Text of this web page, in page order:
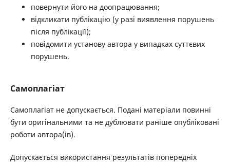
повернути його на доопрацювання;
відкликати публікацію (у разі виявлення порушень
після публікації);
повідомити установу автора у випадках суттєвих
порушень.
Самоплагіат
Самоплагіат не допускається. Подані матеріали повинні
бути оригінальними та не дублювати раніше опубліковані
роботи автора(ів).
Допускається використання результатів попередніх